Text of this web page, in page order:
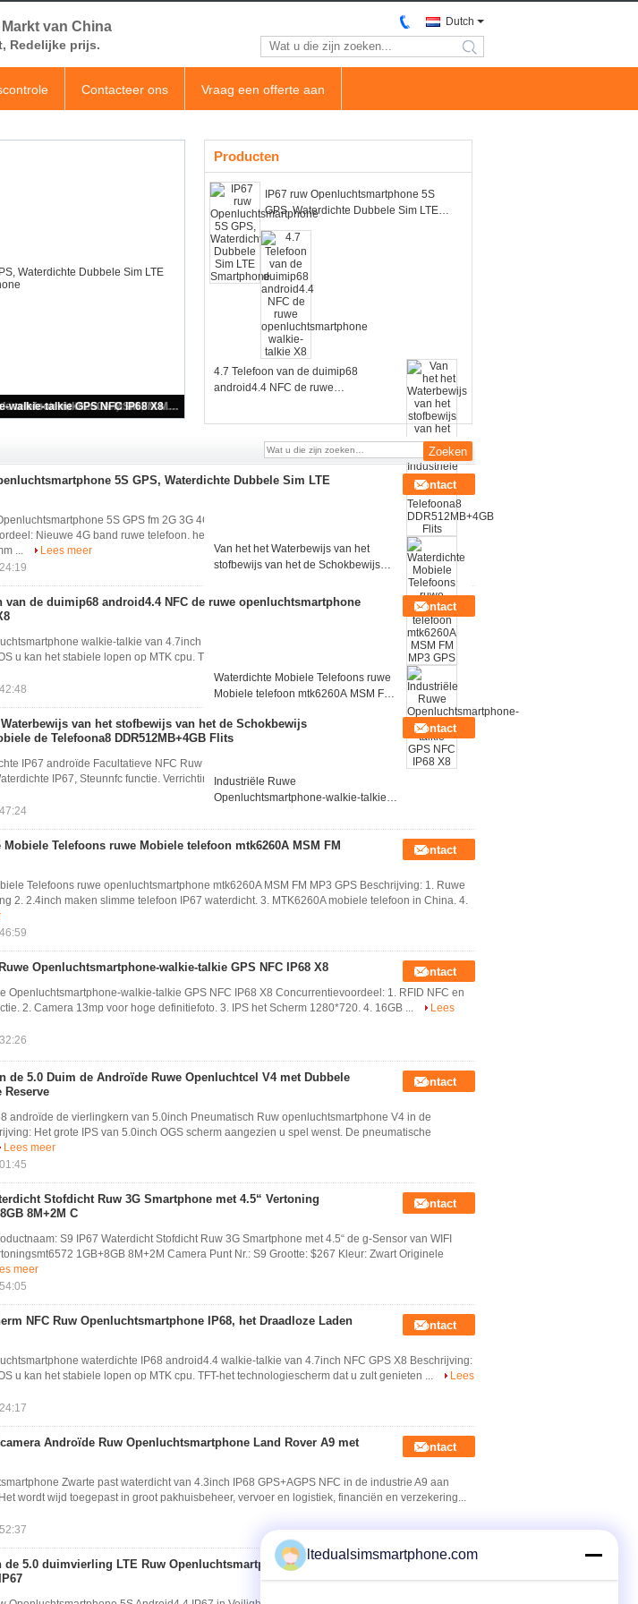
van China
Redelijke prijs.
Dutch
search
Contacteer ons Vraag een offerte aan
IP67 ruw Openluchtsmartphone 5S GPS, Waterdichte Dubbele Sim LTE Smartphone
Producten
IP67 ruw Openluchtsmartphone 5S
GPS, Waterdichte Dubbele Sim LTE
4.7 Telefoon van de duimip68
android4.4 NFC de ruwe
Van het het Waterbewijs van het
stofbewijs van het de Schokbewijs
DDR512MB+4GB Flits
Waterdichte Mobiele Telefoons ruwe
Mobiele telefoon mtk6260A MSM FM
Industriële Ruwe
Openluchtsmartphone-walkie-talkie
5S GPS, Waterdichte Dubbele Sim LTE
Contact
5S GPS fm 2G 3G 4G Android4.4 in Veiligheidssysteem
Nieuwe 4G band ruwe telefoon. het scherm van 5.0inch HD dat u HD-kwaliteits van video
...
Lees meer
van de duimip68 android4.4 NFC de ruwe openluchtsmartphone
Contact
walkie-talkie van 4.7inch IP68 android4.4 NFC X8 in Industrie Beschrijving:
u kan het stabiele lopen op MTK cpu. TFT-het technologiescherm dat u zult genieten van ...
van het stofbewijs van het de Schokbewijs
de Telefoona8 DDR512MB+4GB Flits
Contact
IP67 androïde Facultatieve NFC Ruw Openluchtsmartphone A8 in de industrie past aan
IP67, Steunnfc functie. Verrichting Androïde 4.2.2 Vertoning VAN 4.0INCH 480*800 ...
Mobiele Telefoons ruwe Mobiele telefoon mtk6260A MSM FM
Contact
Telefoons ruwe openluchtsmartphone mtk6260A MSM FM MP3 GPS Beschrijving: 1. Ruwe
2. 2.4inch maken slimme telefoon IP67 waterdicht. 3. MTK6260A mobiele telefoon in China. 4.
Openluchtsmartphone-walkie-talkie GPS NFC IP68 X8 Contact
Openluchtsmartphone-walkie-talkie GPS NFC IP68 X8 Concurrentievoordeel: 1. RFID NFC en
2. Camera 13mp voor hoge definitiefoto. 3. IPS het Scherm 1280*720. 4. 16GB ...
Lees
de 5.0 Duim de Androïde Ruwe Openluchtcel V4 met Dubbele
Reserve
Contact
androïde de vierlingkern van 5.0inch Pneumatisch Ruw openluchtsmartphone V4 in de
Het grote IPS van 5.0inch OGS scherm aangezien u spel wenst. De pneumatische
Lees meer
Stofdicht Ruw 3G Smartphone met 4.5“ Vertoning
8M+2M C
Contact
S9 IP67 Waterdicht Stofdicht Ruw 3G Smartphone met 4.5“ de g-Sensor van WIFI
1GB+8GB 8M+2M Camera Punt Nr.: S9 Grootte: $267 Kleur: Zwart Originele
meer
NFC Ruw Openluchtsmartphone IP68, het Draadloze Laden
Contact
waterdichte IP68 android4.4 walkie-talkie van 4.7inch NFC GPS X8 Beschrijving:
u kan het stabiele lopen op MTK cpu. TFT-het technologiescherm dat u zult genieten ...
Lees
Androïde Ruw Openluchtsmartphone Land Rover A9 met
Contact
Zwarte past waterdicht van 4.3inch IP68 GPS+AGPS NFC in de industrie A9 aan
wordt wijd toegepast in groot pakhuisbeheer, vervoer en logistiek, financiën en verzekering...
de 5.0 duimvierling LTE Ruw Openluchtsmartphone 5S
ltedualsimsmartphone.com